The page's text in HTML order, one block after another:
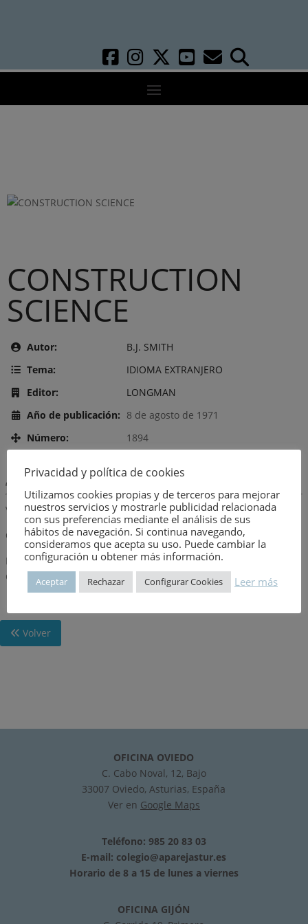
CONSTRUCTION
SCIENCE
Autor:
B.J. SMITH
Tema:
IDIOMA EXTRANJERO
Editor:
LONGMAN
Año de publicación: 8 de agosto de 1971
Número:
1894
Descripción:
VOLUMEN I Y VOLUMEN II. ESCRITO EN INGLES
Observaciones
PERTENECE A LA COLECCION LONGMAN TECHNICIAN SERIES.
CONSTRUCTION AND CIVIL ENGINEERING
Volver
OFICINA OVIEDO
C. Cabo Noval, 12, Bajo
33007 Oviedo, Asturias, España
Ver en Google Maps
Teléfono: 985 20 83 03
E-mail: colegio@aparejastur.es
Horario de 8 a 15 de lunes a viernes
OFICINA GIJÓN
Privacidad y política de cookies
Utilizamos cookies propias y de terceros para mejorar
nuestros servicios y mostrarle publicidad relacionada
con sus preferencias mediante el análisis de sus
hábitos de navegación. Si continua navegando,
consideramos que acepta su uso. Puede cambiar la
configuración u obtener más información.
Aceptar Rechazar Configurar Cookies Leer más